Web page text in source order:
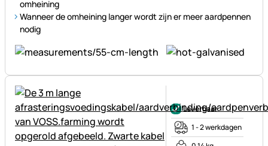
omheining
Wanneer de omheining langer wordt zijn er meer aardpennen
nodig
Leverbaar
1 - 2 werkdagen